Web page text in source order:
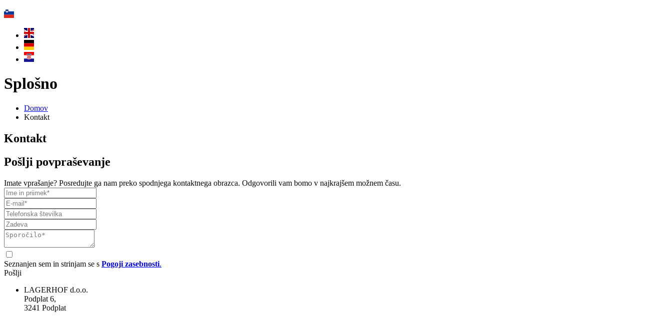
Splošno
Domov
Kontakt
Kontakt
Pošlji povpraševanje
Imate vprašanje? Posredujte ga nam preko spodnjega kontaktnega obrazca. Odgovorili vam bomo v najkrajšem možnem času.
Seznanjen sem in strinjam se s Pogoji zasebnosti.
Pošlji
LAGERHOF d.o.o.
Podplat 6,
3241 Podplat